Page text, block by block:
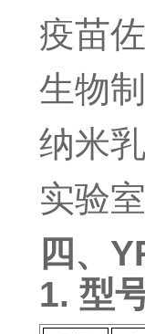
疫苗
生物
纳米
实验
四、
1. 型